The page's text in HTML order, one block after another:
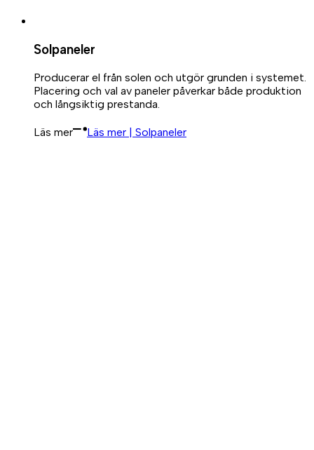
Solpaneler
Producerar el från solen och utgör grunden i systemet.
Placering och val av paneler påverkar både produktion
och långsiktig prestanda.
Läs mer Läs mer | Solpaneler